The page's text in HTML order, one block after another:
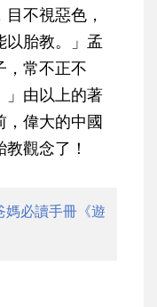
不視惡色，
以胎教。」孟
，常不正不
」由以上的著
，偉大的中國
觀念了！
媽必讀手冊《遊